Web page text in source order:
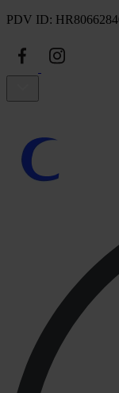
PDV ID: